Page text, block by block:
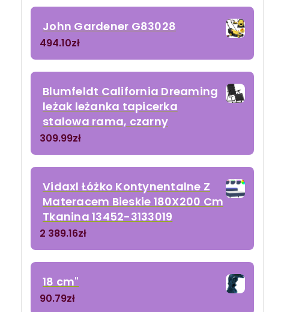
John Gardener G83028
494.10zł
Blumfeldt California Dreaming
leżak leżanka tapicerka
stalowa rama, czarny
309.99zł
Vidaxl Łóżko Kontynentalne Z
Materacem Bieskie 180X200 Cm
Tkanina 13452-3133019
2 389.16zł
18 cm"
90.79zł